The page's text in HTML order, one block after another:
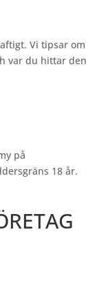
Vi tipsar om
var du hittar den
på
18 år.